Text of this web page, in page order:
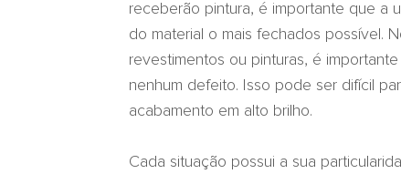
receberão pintura, é importante que a
do material o mais fechados possível.
revestimentos ou pinturas, é
nenhum defeito. Isso pode ser difícil
acabamento em alto brilho.
Cada situação possui a sua